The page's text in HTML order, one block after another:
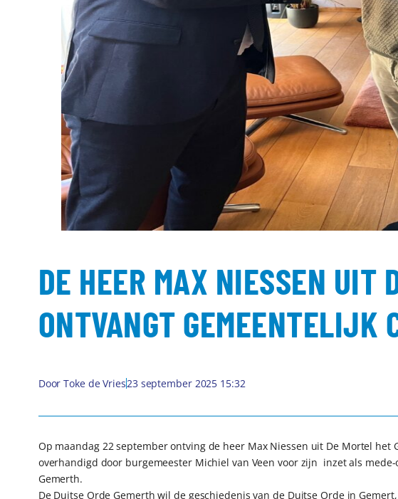
DE HEER MAX NIESSEN UIT
ONTVANGT GEMEENTELIJK
Door Toke de Vries23 september 2025 15:32
Op maandag 22 september ontving de heer Max Niessen uit De Mortel het
overhandigd door burgemeester Michiel van Veen voor zijn inzet als
Gemerth.
De Duitse Orde Gemerth wil de geschiedenis van de Duitse Orde in